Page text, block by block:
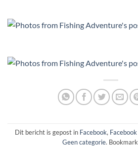
Dit bericht is gepost in Facebook,
Geen categorie.